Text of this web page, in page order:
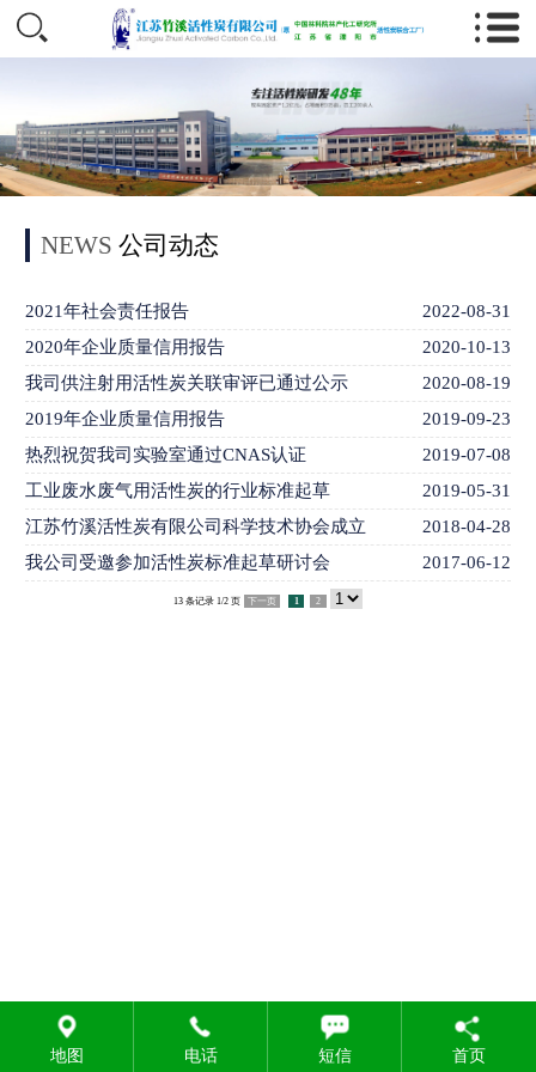
NEWS 公司动态
2021年社会责任报告
2022-08-31
2020年企业质量信用报告
2020-10-13
我司供注射用活性炭关联审评已通过公示
2020-08-19
2019年企业质量信用报告
2019-09-23
热烈祝贺我司实验室通过CNAS认证
2019-07-08
工业废水废气用活性炭的行业标准起草
2019-05-31
江苏竹溪活性炭有限公司科学技术协会成立
2018-04-28
我公司受邀参加活性炭标准起草研讨会
2017-06-12
13 条记录 1/2 页 下一页 1 2
地图 电话 短信 首页